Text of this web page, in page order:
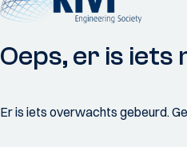
Oeps, er is iets
Er is iets overwachts gebeurd.